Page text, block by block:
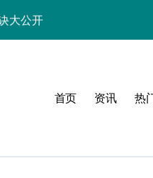
大公开
一键搞定！
炫酷随心！
定制潮流玩出圈
新标杆！
首页 资讯 热